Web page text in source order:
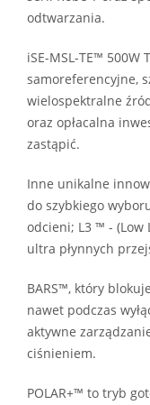
odtwarzania.
iSE-MSL-TE™ 500W
samoreferencyjne,
wielospektralne
oraz opłacalna
zastąpić.
Inne unikalne
do szybkiego
odcieni; L3 ™ -
ultra płynnych
BARS™, który
nawet podczas
aktywne
ciśnieniem.
POLAR+™ to tryb